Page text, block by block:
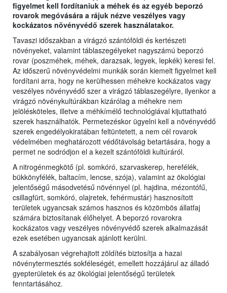
figyelmet kell fordítaniuk a méhek és az egyéb beporzó
rovarok megóvására a rájuk nézve veszélyes vagy
kockázatos növényvédő szerek használatakor.
Tavaszi időszakban a virágzó szántóföldi és kertészeti
növényeket, valamint táblaszegélyeket nagyszámú beporzó
rovar (poszméhek, méhek, darazsak, legyek, lepkék) keresi fel.
Az időszerű növényvédelmi munkák során kiemelt figyelmet kell
fordítani arra, hogy ne kerülhessen méhekre kockázatos vagy
veszélyes növényvédő szer a virágzó táblaszegélyre, ilyenkor a
virágzó növénykultúrákban kizárólag a méhekre nem
jelölésköteles, illetve a méhkímélő technológiával kijuttatható
szerek használhatók. Permetezéskor ügyelni kell a növényvédő
szerek engedélyokiratában feltüntetett, a nem cél rovarok
védelmében meghatározott védőtávolság betartására, hogy a
permet ne sodródjon el a kezelt szántóföldi kultúráról.
A nitrogénmegkötő (pl. somkóró, szarvaskerep, herefélék,
bükkönyfélék, baltacím, lencse, szója), valamint az ökológiai
jelentőségű másodvetésű növénnyel (pl. hajdina, mézontófű,
csillagfürt, somkóró, olajretek, fehérmustár) hasznosított
területek ugyancsak számos hasznos és közömbös állatfaj
számára biztosítanak élőhelyet. A beporzó rovarokra
kockázatos vagy veszélyes növényvédő szerek alkalmazását
ezek esetében ugyancsak ajánlott kerülni.
A szabályosan végrehajtott zöldítés biztosítja a hazai
növénytermesztés sokféleségét, emellett hozzájárul az álladó
gyepterületek és az ökológiai jelentőségű területek
fenntartásához.